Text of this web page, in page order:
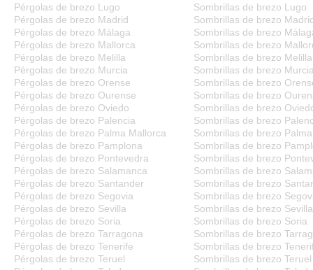
Pérgolas de brezo Lugo
Sombrillas de brezo Lugo
Pérgolas de brezo Madrid
Sombrillas de brezo
Pérgolas de brezo Málaga
Sombrillas de brezo
Pérgolas de brezo Mallorca
Sombrillas de brezo
Pérgolas de brezo Melilla
Sombrillas de brezo Melilla
Pérgolas de brezo Murcia
Sombrillas de brezo
Pérgolas de brezo Orense
Sombrillas de brezo
Pérgolas de brezo Ourense
Sombrillas de brezo
Pérgolas de brezo Oviedo
Sombrillas de brezo
Pérgolas de brezo Palencia
Sombrillas de brezo
Pérgolas de brezo Palma Mallorca
Sombrillas de brezo
Pérgolas de brezo Pamplona
Sombrillas de brezo
Pérgolas de brezo Pontevedra
Sombrillas de brezo
Pérgolas de brezo Salamanca
Sombrillas de brezo
Pérgolas de brezo Santander
Sombrillas de brezo
Pérgolas de brezo Segovia
Sombrillas de brezo
Pérgolas de brezo Sevilla
Sombrillas de brezo Sevilla
Pérgolas de brezo Soria
Sombrillas de brezo Soria
Pérgolas de brezo Tarragona
Sombrillas de brezo
Pérgolas de brezo Tenerife
Sombrillas de brezo
Pérgolas de brezo Teruel
Sombrillas de brezo Teruel